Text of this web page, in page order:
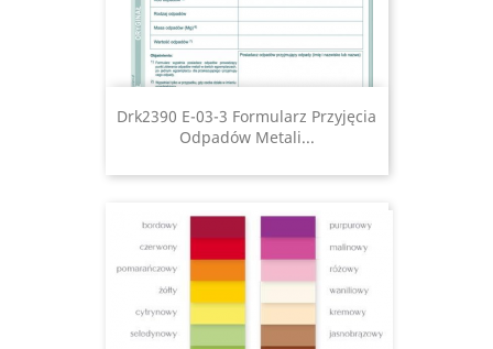
Drk2390 E-03-3 Formularz Przyjęcia
Odpadów Metali...